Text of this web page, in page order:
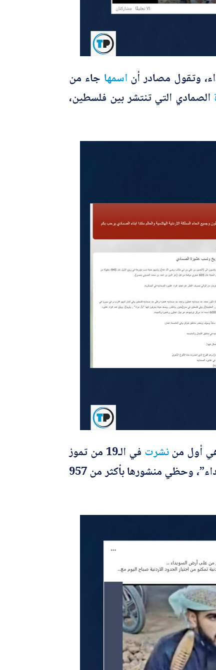
وتقول مصادر أن اسمها جاء من
الصمادي التي تنتشر بين فلسطين،
أول مننشرت
في الـ19 من تموز
الجاري صورة الشاب يحي الصمادي، مع ادعاء أنه “شهيد أردني يرتقي اليوم من على أرض السويداء”، وحظي منشورها بأكثر من 957